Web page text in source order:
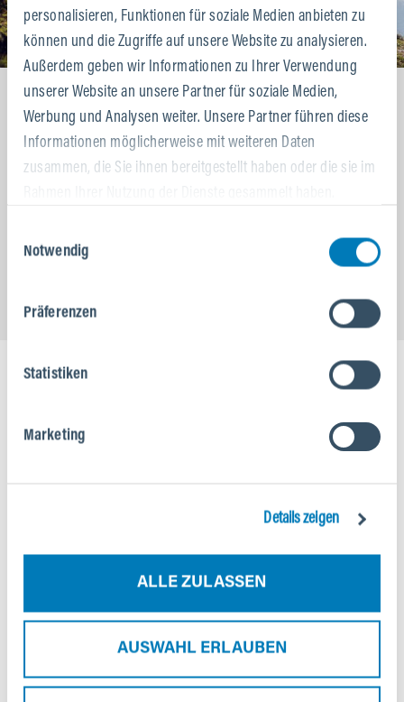
personalisieren, Funktionen für soziale Medien anbieten zu
können und die Zugriffe auf unsere Website zu analysieren.
Außerdem geben wir Informationen zu Ihrer Verwendung
unserer Website an unsere Partner für soziale Medien,
Werbung und Analysen weiter. Unsere Partner führen diese
Informationen möglicherweise mit weiteren Daten
zusammen, die Sie ihnen bereitgestellt haben oder die sie im
Notwendig
Präferenzen
Statistiken
Marketing
Details zeigen
ALLE ZULASSEN
AUSWAHL ERLAUBEN
BIKE-LEASING
JETZT BIS ZU
PROBIER'S AUS